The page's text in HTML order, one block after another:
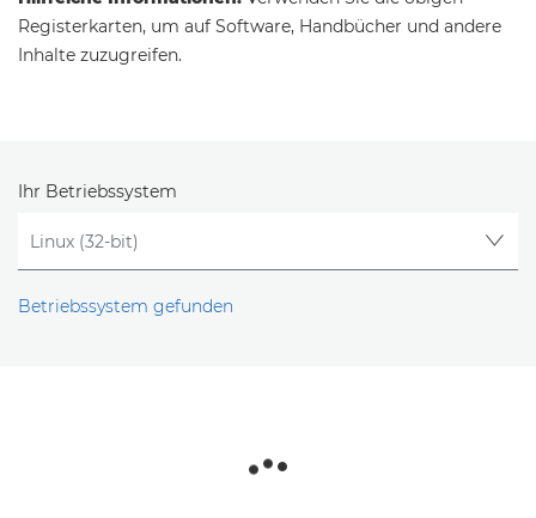
Registerkarten, um auf Software, Handbücher und andere
Inhalte zuzugreifen.
Ihr Betriebssystem
Betriebssystem gefunden